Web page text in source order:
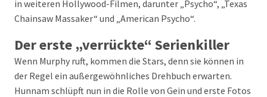
in weiteren Hollywood-Filmen, darunter „Psycho“, „Texas
Chainsaw Massaker“ und „American Psycho“.
Der erste „verrückte“ Serienkiller
Wenn Murphy ruft, kommen die Stars, denn sie können in
der Regel ein außergewöhnliches Drehbuch erwarten.
Hunnam schlüpft nun in die Rolle von Gein und erste Fotos